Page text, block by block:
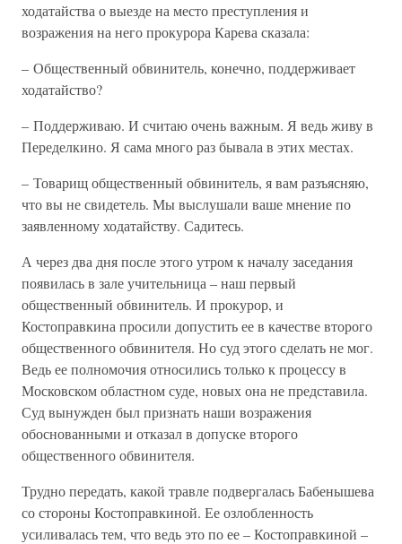
ходатайства о выезде на место преступления и
возражения на него прокурора Карева сказала:
– Общественный обвинитель, конечно, поддерживает
ходатайство?
– Поддерживаю. И считаю очень важным. Я ведь живу в
Переделкино. Я сама много раз бывала в этих местах.
– Товарищ общественный обвинитель, я вам разъясняю,
что вы не свидетель. Мы выслушали ваше мнение по
заявленному ходатайству. Садитесь.
А через два дня после этого утром к началу заседания
появилась в зале учительница – наш первый
общественный обвинитель. И прокурор, и
Костоправкина просили допустить ее в качестве второго
общественного обвинителя. Но суд этого сделать не мог.
Ведь ее полномочия относились только к процессу в
Московском областном суде, новых она не представила.
Суд вынужден был признать наши возражения
обоснованными и отказал в допуске второго
общественного обвинителя.
Трудно передать, какой травле подвергалась Бабенышева
со стороны Костоправкиной. Ее озлобленность
усиливалась тем, что ведь это по ее – Костоправкиной –